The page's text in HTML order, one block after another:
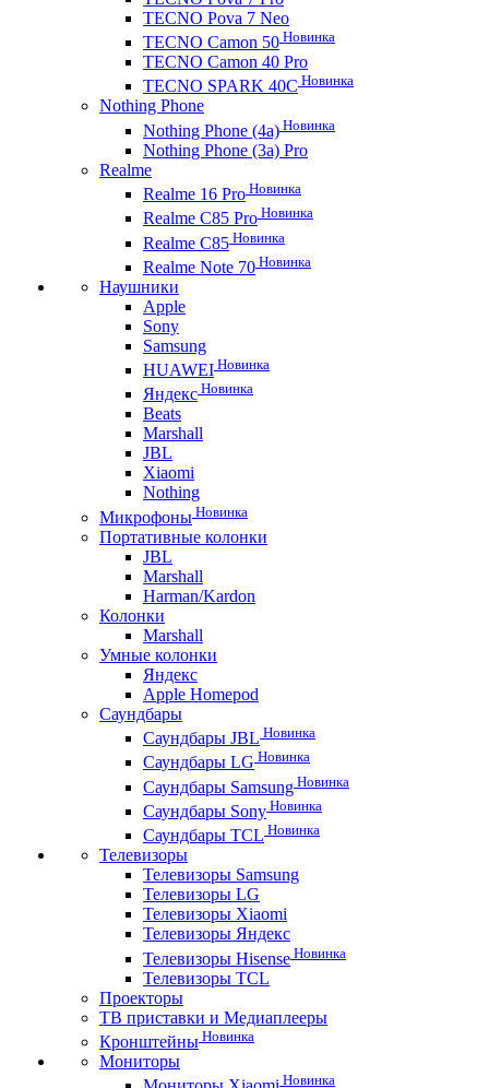
TECNO Pova 7 Neo
TECNO Camon 50 Новинка
TECNO Camon 40 Pro
TECNO SPARK 40C Новинка
Nothing Phone
Nothing Phone (4a) Новинка
Nothing Phone (3a) Pro
Realme
Realme 16 Pro Новинка
Realme C85 Pro Новинка
Realme C85 Новинка
Realme Note 70 Новинка
Наушники
Apple
Sony
Samsung
HUAWEI Новинка
Яндекс Новинка
Beats
Marshall
JBL
Xiaomi
Nothing
Микрофоны Новинка
Портативные колонки
JBL
Marshall
Harman/Kardon
Колонки
Marshall
Умные колонки
Яндекс
Apple Homepod
Саундбары
Саундбары JBL Новинка
Саундбары LG Новинка
Саундбары Samsung Новинка
Саундбары Sony Новинка
Саундбары TCL Новинка
Телевизоры
Телевизоры Samsung
Телевизоры LG
Телевизоры Xiaomi
Телевизоры Яндекс
Телевизоры Hisense Новинка
Телевизоры TCL
Проекторы
ТВ приставки и Медиаплееры
Кронштейны Новинка
Мониторы
Новинка